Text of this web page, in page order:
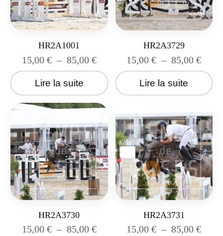
HR2A1001
15,00 € – 85,00 €
Lire la suite
HR2A3729
15,00€ – 85,00€
Lire la suite
HR2A3730
15,00 € – 85,00 €
HR2A3731
15,00€ – 85,00€